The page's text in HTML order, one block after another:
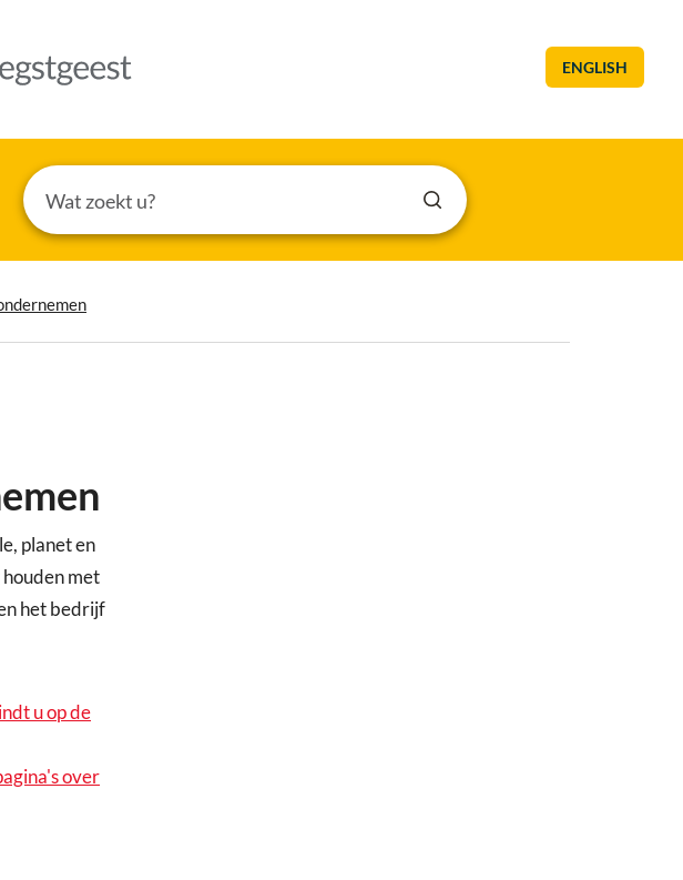
ENGLISH
planet en
met
het bedrijf
u op de
over